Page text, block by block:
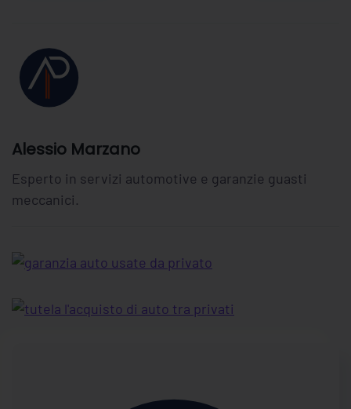
Alessio Marzano
Esperto in servizi automotive e garanzie guasti
meccanici.